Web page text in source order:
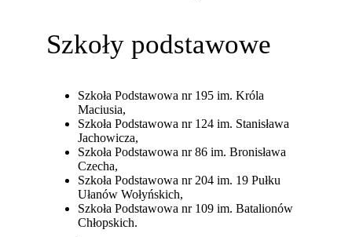
Szkoły podstawowe
Szkoła Podstawowa nr 195 im. Króla
Maciusia,
Szkoła Podstawowa nr 124 im. Stanisława
Jachowicza,
Szkoła Podstawowa nr 86 im. Bronisława
Czecha,
Szkoła Podstawowa nr 204 im. 19 Pułku
Ułanów Wołyńskich,
Szkoła Podstawowa nr 109 im. Batalionów
Chłopskich.